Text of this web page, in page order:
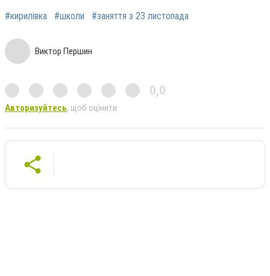
#кирилівка #школи #заняття з 23 листопада
Виктор Першин
0,0
Авторизуйтесь, щоб оцінити